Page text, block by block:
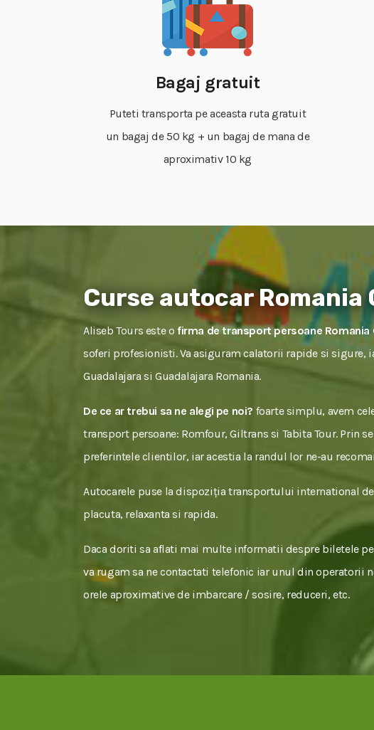
Bagaj gratuit
Puteti transporta pe aceasta ruta gratuit
un bagaj de 50 kg + un bagaj de mana de
aproximativ 10 kg
Curse autocar Romania
Aliseb Tours este o firma de transport persoane Romania
soferi profesionisti. Va asiguram calatorii rapide si
Guadalajara si Guadalajara Romania.
De ce ar trebui sa ne alegi pe noi? foarte simplu, avem
transport persoane: Romfour, Giltrans si Tabita Tour. Prin
preferintele clientilor, iar acestia la randul lor ne-au
Autocarele puse la dispoziția transportului international
placuta, relaxanta si rapida.
Daca doriti sa aflati mai multe informatii despre biletele
va rugam sa ne contactati telefonic iar unul din operatorii
orele aproximative de imbarcare / sosire, reduceri, etc.